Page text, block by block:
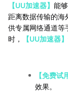
【UU加速器】 能
距离数据传输的海
供专属网络通道等
时，
【UU加速器】
【免费试
效果。